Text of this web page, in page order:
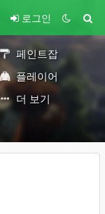
로그인
페인트잡
플레이어
더 보기